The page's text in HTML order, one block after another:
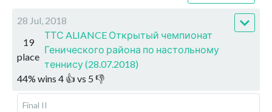
28 Jul, 2018
19
place
ТТС ALIANCE Открытый чемпионат
Генического района по настольному
теннису (28.07.2018)
44% wins 4 👍 vs 5 👎
Final II